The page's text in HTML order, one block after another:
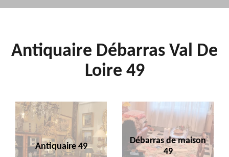
Antiquaire Débarras Val De
Loire 49
Antiquaire 49
Débarras de maison
49